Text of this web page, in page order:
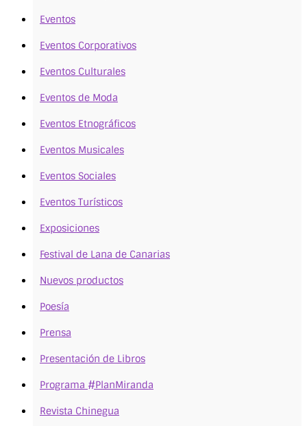
Eventos
Eventos Corporativos
Eventos Culturales
Eventos de Moda
Eventos Etnográficos
Eventos Musicales
Eventos Sociales
Eventos Turísticos
Exposiciones
Festival de Lana de Canarias
Nuevos productos
Poesía
Prensa
Presentación de Libros
Programa #PlanMiranda
Revista Chinegua